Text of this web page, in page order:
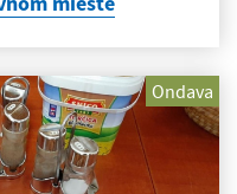
Ondava